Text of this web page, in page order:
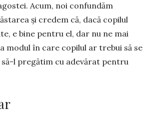
Acum, noi confundăm
și credem că, dacă copilul
e bine pentru el, dar nu ne mai
modul în care copilul ar trebui să se
l pregătim cu adevărat pentru